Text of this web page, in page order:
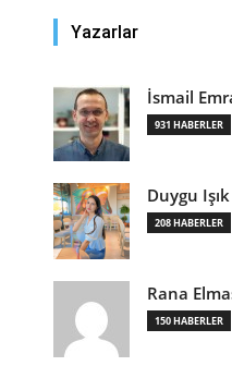
Yazarlar
İsmail
931 HABERLER
Duygu Işık
208 HABERLER
Rana
150 HABERLER